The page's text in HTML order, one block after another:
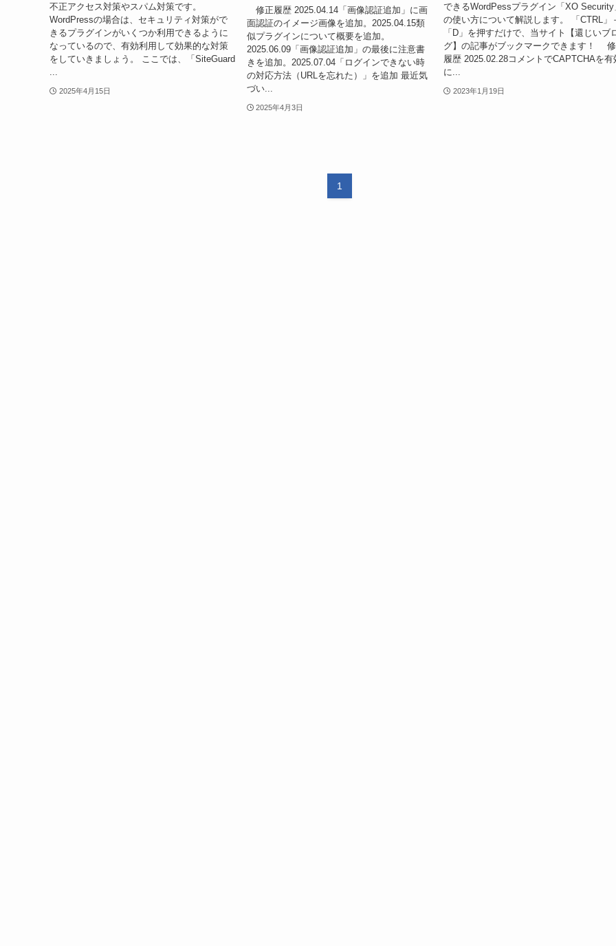
不正アクセス対策やスパム対策です。
WordPressの場合は、セキュリティ対策がで
きるプラグインがいくつか利用できるように
なっているので、有効利用して効果的な対策
をしていきましょう。 ここでは、「SiteGuard
2025年4月15日
修正履歴 2025.04.14「画像認証追加」に画
面認証のイメージ画像を追加。2025.04.15類
似プラグインについて概要を追加。
2025.06.09「画像認証追加」の最後に注意書
きを追加。2025.07.04「ログインできない時
の対応方法（URLを忘れた）」を追加 最近気
づい...
2025年4月3日
できるWordPessプラグイン「XO Security
の使い方について解説します。 「CTRL」
「D」を押すだけで、当サイト【還じいブ
グ】の記事がブックマークできます！
履歴 2025.02.28コメントでCAPTCHAを有
に...
2023年1月19日
1